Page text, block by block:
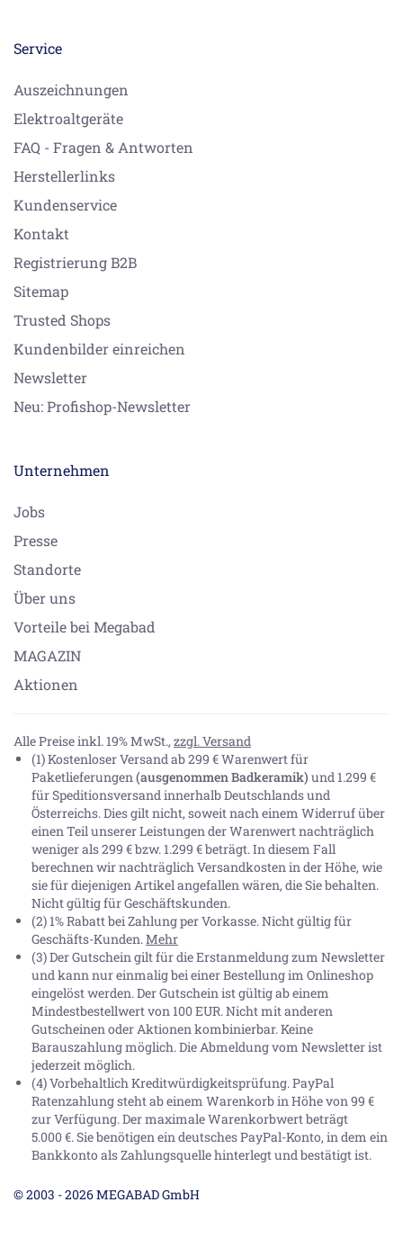
Service
Auszeichnungen
Elektroaltgeräte
FAQ - Fragen & Antworten
Herstellerlinks
Kundenservice
Kontakt
Registrierung B2B
Sitemap
Trusted Shops
Kundenbilder einreichen
Newsletter
Neu: Profishop-Newsletter
Unternehmen
Jobs
Presse
Standorte
Über uns
Vorteile bei Megabad
MAGAZIN
Aktionen
Alle Preise inkl. 19% MwSt., zzgl. Versand
(1) Kostenloser Versand ab 299 € Warenwert für
Paketlieferungen(ausgenommen Badkeramik) und 1.299 €
für Speditionsversand innerhalb Deutschlands und
Österreichs. Dies gilt nicht, soweit nach einem Widerruf über
einen Teil unserer Leistungen der Warenwert nachträglich
weniger als 299 € bzw. 1.299 € beträgt. In diesem Fall
berechnen wir nachträglich Versandkosten in der Höhe, wie
sie für diejenigen Artikel angefallen wären, die Sie behalten.
Nicht gültig für Geschäftskunden.
(2) 1% Rabatt bei Zahlung per Vorkasse. Nicht gültig für
Geschäfts-Kunden.Mehr
(3) Der Gutschein gilt für die Erstanmeldung zum Newsletter
und kann nur einmalig bei einer Bestellung im Onlineshop
eingelöst werden. Der Gutschein ist gültig ab einem
Mindestbestellwert von 100 EUR. Nicht mit anderen
Gutscheinen oder Aktionen kombinierbar. Keine
Barauszahlung möglich. Die Abmeldung vom Newsletter ist
jederzeit möglich.
(4) Vorbehaltlich Kreditwürdigkeitsprüfung. PayPal
Ratenzahlung steht ab einem Warenkorb in Höhe von99 €
zur Verfügung. Der maximale Warenkorbwert beträgt
5.000 €. Sie benötigen ein deutsches PayPal-Konto, in dem ein
Bankkonto als Zahlungsquelle hinterlegt und bestätigt ist.
© 2003 - 2026 MEGABAD GmbH